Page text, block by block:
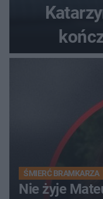
ŚMIERĆ BRAMKARZA
Nie żyje